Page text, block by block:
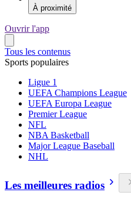
À proximité
Ouvrir l'app
Tous les contenus
Sports populaires
Ligue 1
UEFA Champions League
UEFA Europa League
Premier League
NFL
NBA Basketball
Major League Baseball
NHL
Les meilleures radios